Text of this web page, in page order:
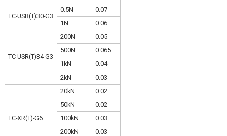
TC-USR(T)30-G3
0.5N
0.07
1N
0.06
TC-USR(T)34-G3
200N
0.05
500N
0.065
1kN
0.04
2kN
0.03
TC-XR(T)-G6
20kN
0.02
50kN
0.02
100kN
0.03
200kN
0.03